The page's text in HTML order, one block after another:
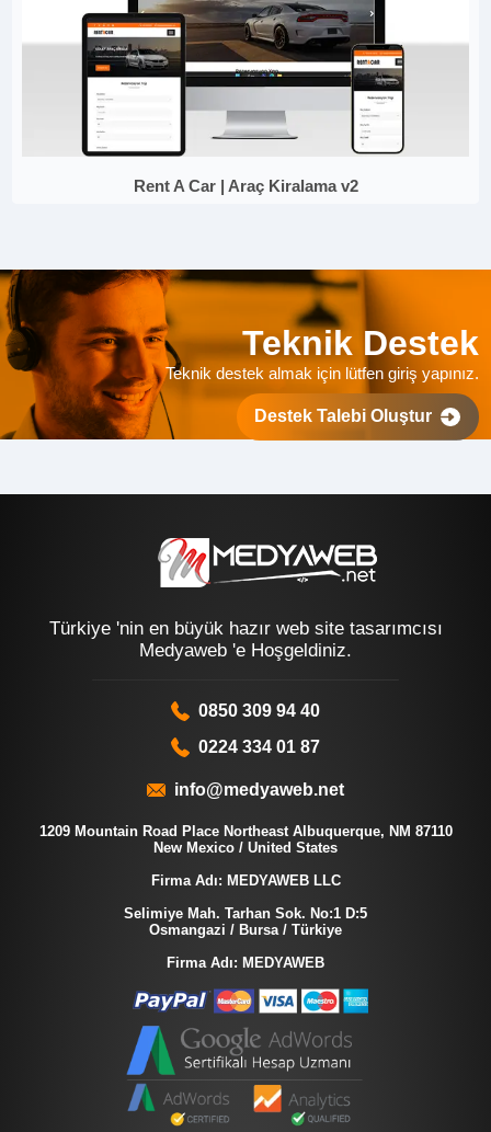
Rent A Car | Araç Kiralama v2
Teknik Destek
Teknik destek almak için lütfen giriş yapınız.
Destek Talebi Oluştur
Türkiye 'nin en büyük hazır web site tasarımcısı
Medyaweb 'e Hoşgeldiniz.
0850 309 94 40
0224 334 01 87
info@medyaweb.net
1209 Mountain Road Place Northeast Albuquerque, NM 87110
New Mexico / United States
Firma Adı: MEDYAWEB LLC
Selimiye Mah. Tarhan Sok. No:1 D:5
Osmangazi / Bursa / Türkiye
Firma Adı: MEDYAWEB